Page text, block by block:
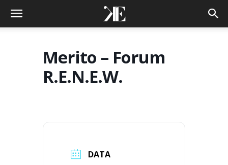
Merito – Forum
R.E.N.E.W.
DATA